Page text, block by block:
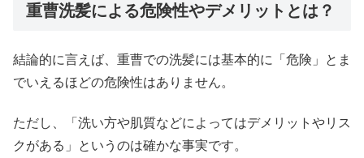
重曹洗髪による危険性やデメリットとは？
結論的に言えば、重曹での洗髪には基本的に「危険」とま
でいえるほどの危険性はありません。
ただし、「洗い方や肌質などによってはデメリットやリス
クがある」というのは確かな事実です。